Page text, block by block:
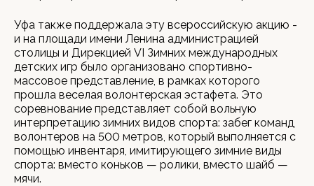
Уфа также поддержала эту всероссийскую акцию -
и на площади имени Ленина администрацией
столицы и Дирекцией VI Зимних международных
детских игр было организовано спортивно-
массовое представление, в рамках которого
прошла веселая волонтерская эстафета. Это
соревнование представляет собой вольную
интерпретацию зимних видов спорта: забег команд
волонтеров на 500 метров, который выполняется с
помощью инвентаря, имитирующего зимние виды
спорта: вместо коньков — ролики, вместо шайб —
мячи.